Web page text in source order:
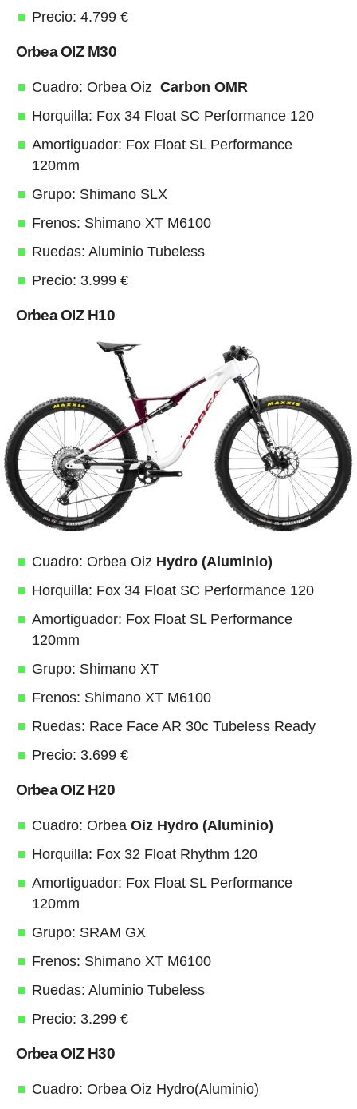
Precio: 4.799 €
Orbea OIZ M30
Cuadro: Orbea Oiz Carbon OMR
Horquilla: Fox 34 Float SC Performance 120
Amortiguador: Fox Float SL Performance
120mm
Grupo: Shimano SLX
Frenos: Shimano XT M6100
Ruedas: Aluminio Tubeless
Precio: 3.999 €
Orbea OIZ H10
Cuadro: Orbea Oiz Hydro (Aluminio)
Horquilla: Fox 34 Float SC Performance 120
Amortiguador: Fox Float SL Performance
120mm
Grupo: Shimano XT
Frenos: Shimano XT M6100
Ruedas: Race Face AR 30c Tubeless Ready
Precio: 3.699 €
Orbea OIZ H20
Cuadro: Orbea Oiz Hydro (Aluminio)
Horquilla: Fox 32 Float Rhythm 120
Amortiguador: Fox Float SL Performance
120mm
Grupo: SRAM GX
Frenos: Shimano XT M6100
Ruedas: Aluminio Tubeless
Precio: 3.299 €
Orbea OIZ H30
Cuadro: Orbea Oiz Hydro(Aluminio)